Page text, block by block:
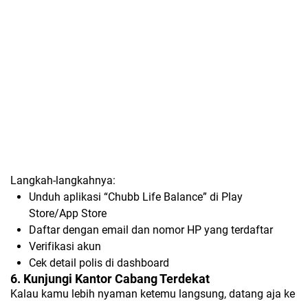
Langkah-langkahnya:
Unduh aplikasi “Chubb Life Balance” di Play
Store/App Store
Daftar dengan email dan nomor HP yang terdaftar
Verifikasi akun
Cek detail polis di dashboard
6. Kunjungi Kantor Cabang Terdekat
Kalau kamu lebih nyaman ketemu langsung, datang aja ke